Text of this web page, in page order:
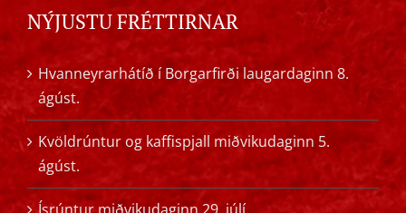
NÝJUSTU FRÉTTIRNAR
Hvanneyrarhátíð í Borgarfirði laugardaginn 8.
ágúst.
Kvöldrúntur og kaffispjall miðvikudaginn 5.
ágúst.